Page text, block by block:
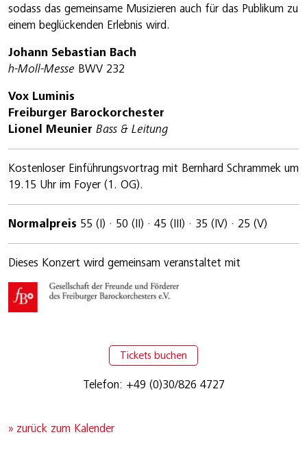
sodass das gemeinsame Musizieren auch für das Publikum zu
einem beglückenden Erlebnis wird.
Johann Sebastian Bach
h-Moll-Messe BWV 232
Vox Luminis
Freiburger Barockorchester
Lionel Meunier Bass & Leitung
Kostenloser Einführungsvortrag mit Bernhard Schrammek um
19.15 Uhr im Foyer (1. OG).
Normalpreis 55 (I) · 50 (II) · 45 (III) · 35 (IV) · 25 (V)
Dieses Konzert wird gemeinsam veranstaltet mit
Tickets buchen
Telefon: +49 (0)30/826 4727
» zurück zum Kalender